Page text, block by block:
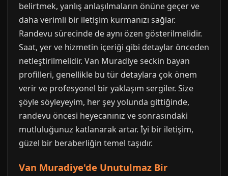
belirtmek, yanlış anlaşılmaların önüne geçer ve
daha verimli bir iletişim kurmanızı sağlar.
Randevu sürecinde de aynı özen gösterilmelidir.
Saat, yer ve hizmetin içeriği gibi detaylar önceden
netleştirilmelidir. Van Muradiye seckin bayan
profilleri, genellikle bu tür detaylara çok önem
verir ve profesyonel bir yaklaşım sergiler. Size
şöyle söyleyeyim, her şey yolunda gittiğinde,
randevu öncesi heyecanınız ve sonrasındaki
mutluluğunuz katlanarak artar. İyi bir iletişim,
güzel bir beraberliğin temel taşıdır.
Van Muradiye'de Unutulmaz Bir